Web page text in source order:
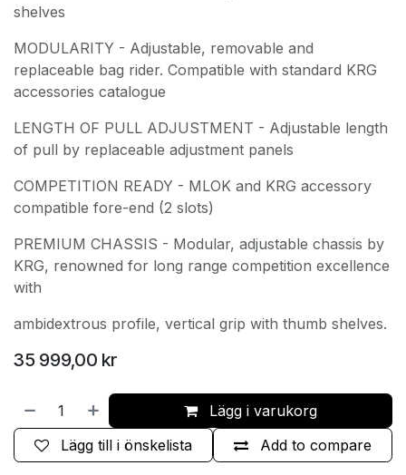
shelves
MODULARITY - Adjustable, removable and
replaceable bag rider. Compatible with standard KRG
accessories catalogue
LENGTH OF PULL ADJUSTMENT - Adjustable length
of pull by replaceable adjustment panels
COMPETITION READY - MLOK and KRG accessory
compatible fore-end (2 slots)
PREMIUM CHASSIS - Modular, adjustable chassis by
KRG, renowned for long range competition excellence
with
ambidextrous profile, vertical grip with thumb shelves.
35 999,00 kr
Lägg i varukorg
Add to compare
Lägg till i önskelista